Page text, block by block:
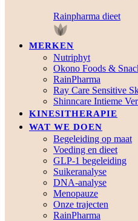
Rainpharma dieet
MERKEN
Nutriphyt
Okono Foods &
RainPharma
Ray Care Sensitive
Shinncare Intieme
KINESITHERAPIE
WAT WE DOEN
Begeleiding op maat
Voeding en dieet
GLP-1 begeleiding
Suikeranalyse
DNA-analyse
Menopauze
Onze trajecten
RainPharma